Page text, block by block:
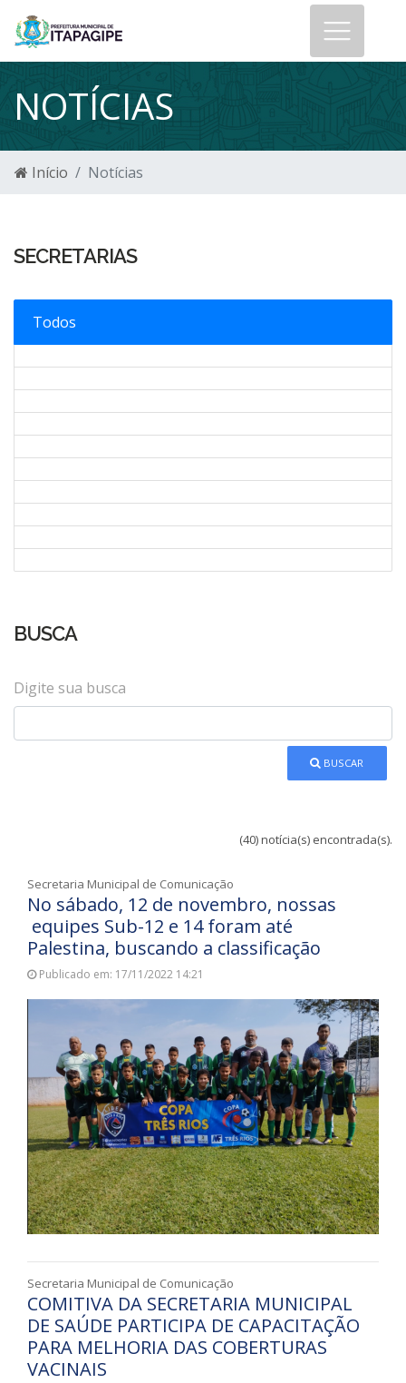
NOTÍCIAS
Início Notícias
SECRETARIAS
Todos
BUSCA
Digite sua busca
BUSCAR
(40) notícia(s) encontrada(s).
Secretaria Municipal de Comunicação
No sábado, 12 de novembro, nossas
equipes Sub-12 e 14 foram até
Palestina, buscando a classificação
Publicado em: 17/11/2022 14:21
Secretaria Municipal de Comunicação
COMITIVA DA SECRETARIA MUNICIPAL
DE SAÚDE PARTICIPA DE CAPACITAÇÃO
PARA MELHORIA DAS COBERTURAS
VACINAIS